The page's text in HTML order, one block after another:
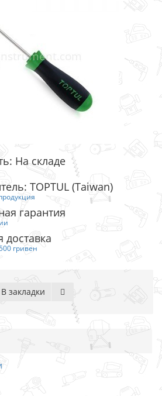
На складе
TOPTUL (Taiwan)
гарантия
доставка
гривен
В закладки